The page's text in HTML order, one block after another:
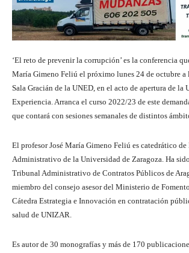
‘El reto de prevenir la corrupción’ es la conferencia
María Gimeno Feliú el próximo lunes 24 de octubre a
Sala Gracián de la UNED, en el acto de apertura de la
Experiencia. Arranca el curso 2022/23 de este
que contará con sesiones semanales de distintos
El profesor José María Gimeno Feliú es catedrático de
Administrativo de la Universidad de Zaragoza. Ha
Tribunal Administrativo de Contratos Públicos de
miembro del consejo asesor del Ministerio de
Cátedra Estrategia e Innovación en contratación
salud de UNIZAR.
Es autor de 30 monografías y más de 170